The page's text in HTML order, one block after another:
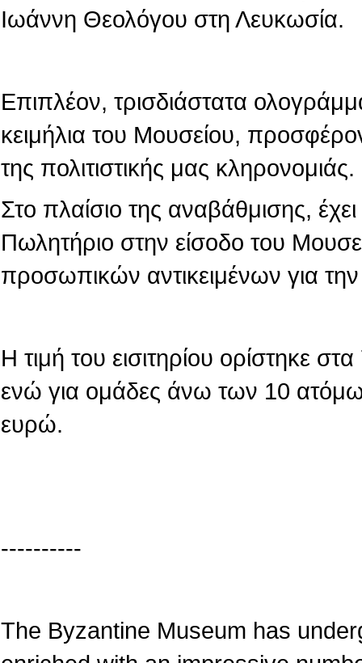
Ιωάννη Θεολόγου στη Λευκωσία.
Επιπλέον, τρισδιάστατα
κειμήλια του Μουσείου,
της πολιτιστικής μας κληρονομιάς.
Στο πλαίσιο της αναβάθμισης,
Πωλητήριο στην είσοδο του
προσωπικών αντικειμένων για
Η τιμή του εισιτηρίου ορίστηκε
ενώ για ομάδες άνω των 10
ευρώ.
----------
The Byzantine Museum has